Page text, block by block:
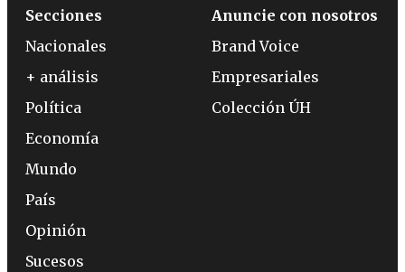
Secciones
Nacionales
+ análisis
Política
Economía
Mundo
País
Opinión
Sucesos
Anuncie con nosotros
Brand Voice
Empresariales
Colección ÚH